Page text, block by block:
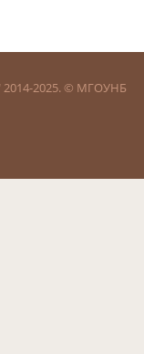
2014-2025. © МГОУНБ